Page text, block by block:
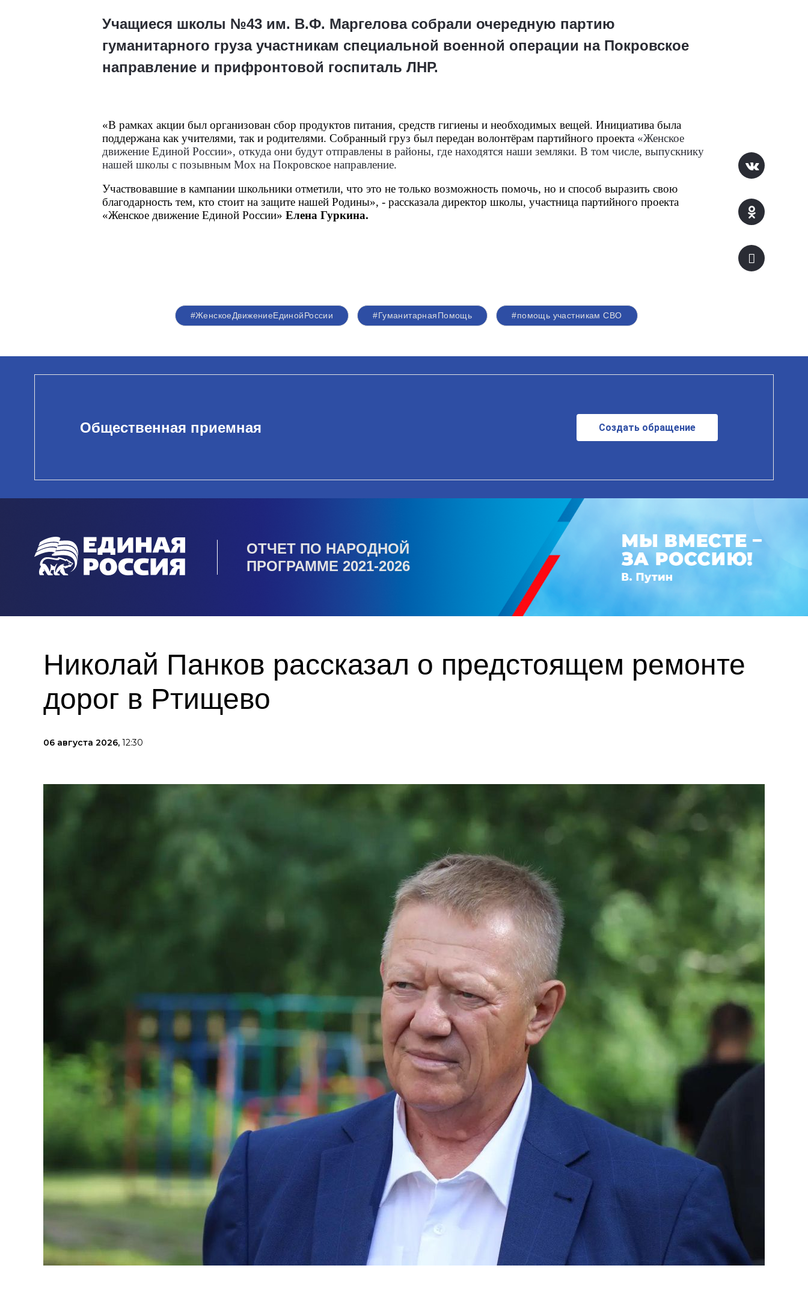
Учащиеся школы №43 им. В.Ф. Маргелова собрали очередную партию
гуманитарного груза участникам специальной военной операции на Покровское
направление и прифронтовой госпиталь ЛНР.
«В рамках акции был организован сбор продуктов питания, средств гигиены и необходимых вещей. Инициатива была
поддержана как учителями, так и родителями. Собранный груз был передан волонтёрам партийного проекта «Женское
движение Единой России», откуда они будут отправлены в районы, где находятся наши земляки. В том числе, выпускнику
нашей школы с позывным Мох на Покровское направление.
Участвовавшие в кампании школьники отметили, что это не только возможность помочь, но и способ выразить свою
благодарность тем, кто стоит на защите нашей Родины», - рассказала директор школы, участница партийного проекта
«Женское движение Единой России» Елена Гуркина.
#ЖенскоеДвижениеЕдинойРоссии #ГуманитарнаяПомощь #помощь участникам СВО
Общественная приемная Создать обращение
ОТЧЕТ ПО НАРОДНОЙ
ПРОГРАММЕ 2021-2026
Николай Панков рассказал о предстоящем ремонте
дорог в Ртищево
06 августа 2026, 12:30